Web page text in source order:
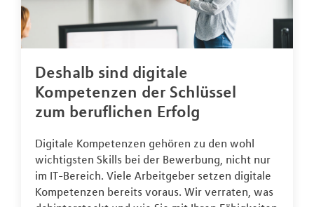
Deshalb sind digitale
Kompetenzen der Schlüssel
zum beruflichen Erfolg
Digitale Kompetenzen gehören zu den wohl
wichtigsten Skills bei der Bewerbung, nicht nur
im IT-Bereich. Viele Arbeitgeber setzen digitale
Kompetenzen bereits voraus. Wir verraten, was